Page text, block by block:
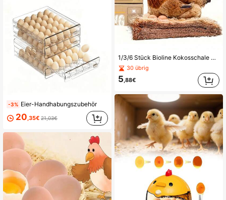
-3% Eier-Handhabungszubehör
20,35€ 21,03€
1/3/6 Stück Bioline Kokosschale Hühnernest-Matten, saugfähig, geruchskontrollierend, Hühnerstall-Einstreu für einfache Reinigung, Geflügelzubehör, Hühner-Nest zum Eierlegen, Nester zum Brüten, Kokos-Kokosfaser-Matten, geeignet für Hühner, Enten, Gänse, Echsen, Schildkröten und andere Reptilien.
30 übrig
5 ,88€